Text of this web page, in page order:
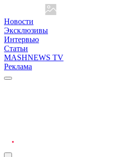
Новости
Эксклюзивы
Интервью
Статьи
MASHNEWS TV
Реклама